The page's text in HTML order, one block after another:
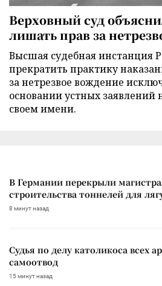
Верховный суд
лишать прав за
Высшая судебная инстанция
прекратить практику
за нетрезвое вождение
основании устных заявлений
своем имени.
В Германии перекрыли
строительства тоннелей для
8 минут назад
Судья по делу католикоса всех
самоотвод
15 минут назад